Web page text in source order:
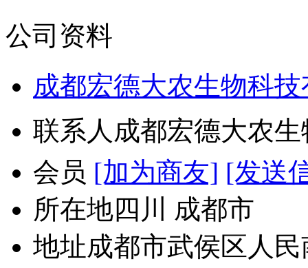
公司资料
成都宏德大农生物科
联系人 成都宏德大农
会员 [加为商友] [发送
所在地四川 成都市
地址成都市武侯区人